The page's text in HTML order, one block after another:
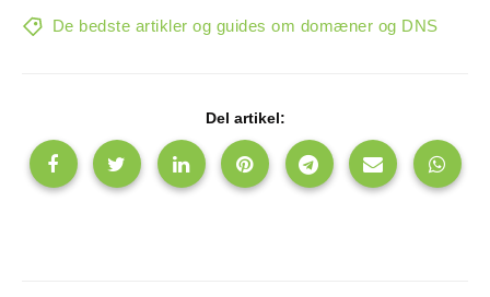
De bedste artikler og guides om domæner og DNS
Del artikel: